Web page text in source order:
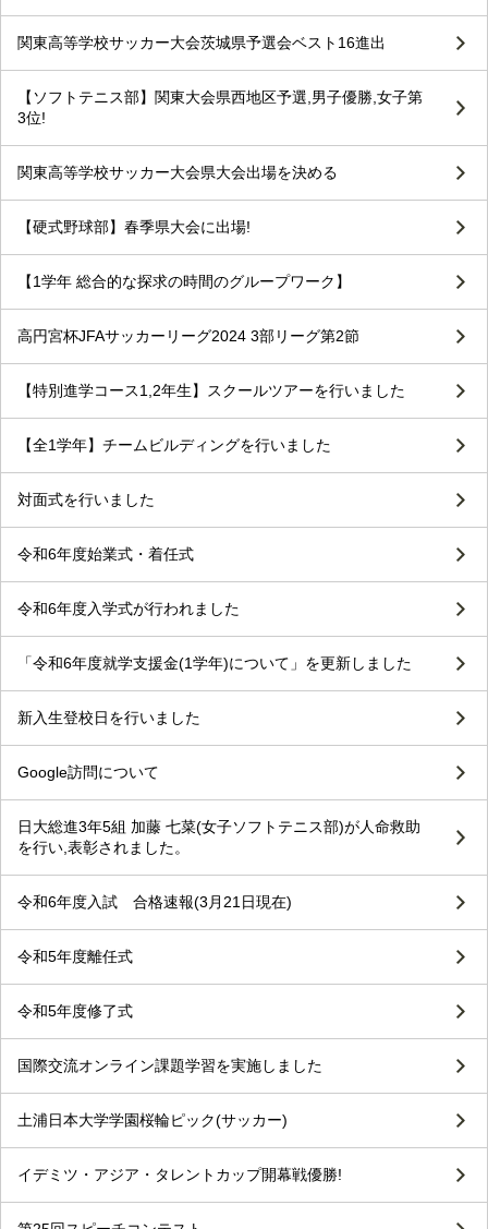
関東高等学校サッカー大会茨城県予選会ベスト16進出
【ソフトテニス部】関東大会県西地区予選,男子優勝,女子第
3位!
関東高等学校サッカー大会県大会出場を決める
【硬式野球部】春季県大会に出場!
【1学年 総合的な探求の時間のグループワーク】
高円宮杯JFAサッカーリーグ2024 3部リーグ第2節
【特別進学コース1,2年生】スクールツアーを行いました
【全1学年】チームビルディングを行いました
対面式を行いました
令和6年度始業式・着任式
令和6年度入学式が行われました
「令和6年度就学支援金(1学年)について」を更新しました
新入生登校日を行いました
Google訪問について
日大総進3年5組 加藤 七菜(女子ソフトテニス部)が人命救助
を行い,表彰されました。
令和6年度入試 合格速報(3月21日現在)
令和5年度離任式
令和5年度修了式
国際交流オンライン課題学習を実施しました
土浦日本大学学園桜輪ピック(サッカー)
イデミツ・アジア・タレントカップ開幕戦優勝!